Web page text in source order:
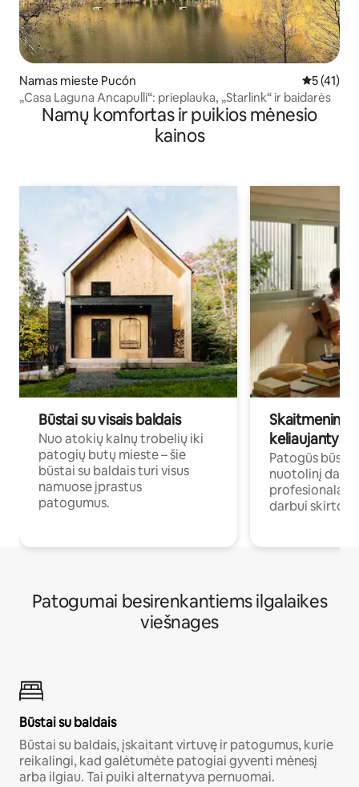
Namas mieste Pucón Vidutinis
5 (41)
„Casa Laguna Ancapulli“: prieplauka, „Starlink“ ir baidarės
Namų komfortas ir puikios mėnesio
kainos
Būstai su visais baldais
Nuo atokių kalnų trobelių iki
patogių butų mieste – šie
būstai su baldais turi visus
namuose įprastus
patogumus.
keliaujantys
Patogūs
nuotolinį
darbui
Patogumai besirenkantiems ilgalaikes
viešnages
Būstai su baldais
Būstai su baldais, įskaitant virtuvę ir patogumus, kurie
reikalingi, kad galėtumėte patogiai gyventi mėnesį
arba ilgiau. Tai puiki alternatyva pernuomai.